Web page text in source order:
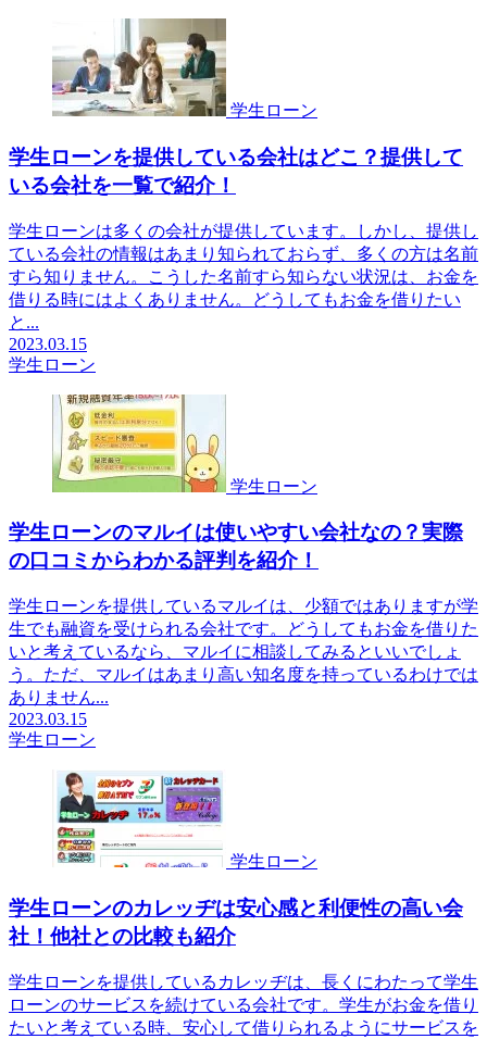
学生ローン
学生ローンを提供している会社はどこ？提供して
いる会社を一覧で紹介！
学生ローンは多くの会社が提供しています。しかし、提供し
ている会社の情報はあまり知られておらず、多くの方は名前
すら知りません。こうした名前すら知らない状況は、お金を
借りる時にはよくありません。どうしてもお金を借りたい
と...
2023.03.15
学生ローン
学生ローン
学生ローンのマルイは使いやすい会社なの？実際
の口コミからわかる評判を紹介！
学生ローンを提供しているマルイは、少額ではありますが学
生でも融資を受けられる会社です。どうしてもお金を借りた
いと考えているなら、マルイに相談してみるといいでしょ
う。ただ、マルイはあまり高い知名度を持っているわけでは
ありません...
2023.03.15
学生ローン
学生ローン
学生ローンのカレッヂは安心感と利便性の高い会
社！他社との比較も紹介
学生ローンを提供しているカレッヂは、長くにわたって学生
ローンのサービスを続けている会社です。学生がお金を借り
たいと考えている時、安心して借りられるようにサービスを